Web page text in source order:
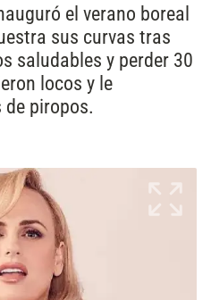
el verano boreal
sus curvas tras
saludables y perder 30
locos y le
piropos.